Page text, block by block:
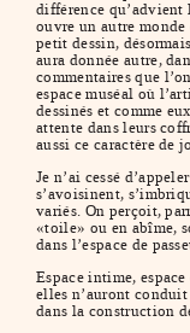
différence qu’advient
ouvre un autre
petit dessin,
aura donnée autre,
commentaires que
espace muséal où
dessinés et comme
attente dans leurs
aussi ce caractère de
Je n’ai cessé
s’avoisinent,
variés. On perçoit,
«toile» ou en abîme,
dans l’espace de
Espace intime,
elles n’auront
dans la construction